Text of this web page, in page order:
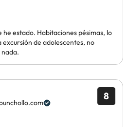
he estado. Habitaciones pésimas, lo
excursión de adolescentes, no
8